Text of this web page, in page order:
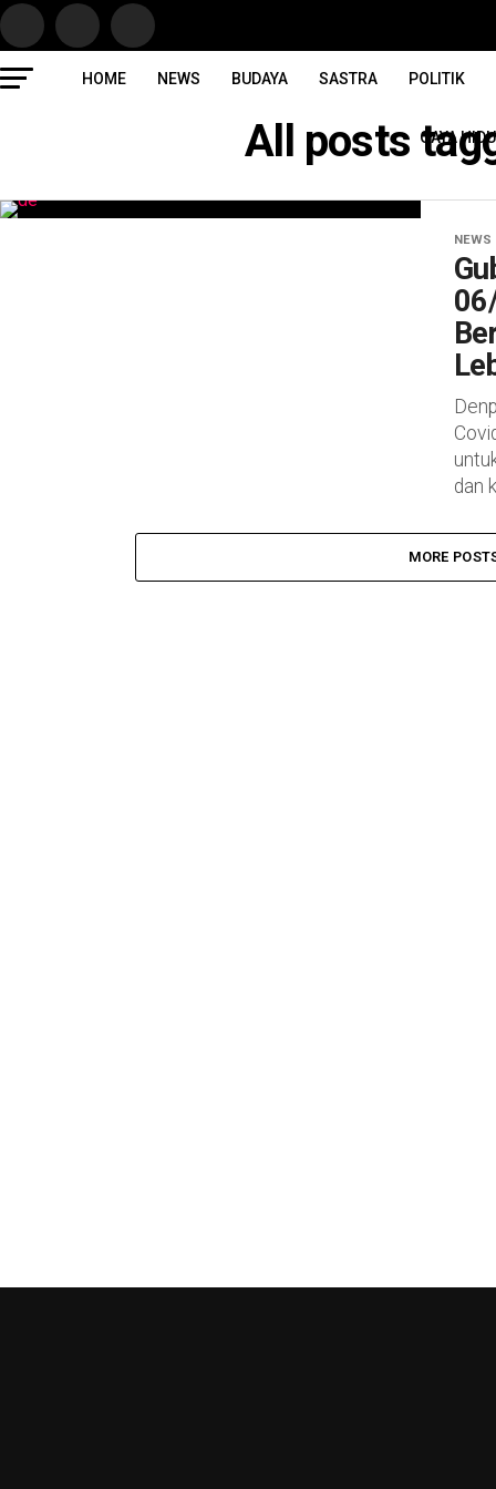
HOME NEWS BUDAYA SASTRA POLITIK
GAYA
All posts
NEWS
dan
MORE